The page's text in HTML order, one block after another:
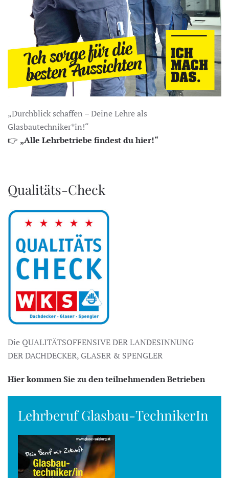
„Durchblick schaffen – Deine Lehre als
Glasbautechniker*in!“
👉 „Alle Lehrbetriebe findest du hier!“
Qualitäts-Check
Die QUALITÄTSOFFENSIVE DER LANDESINNUNG
DER DACHDECKER, GLASER & SPENGLER
Hier kommen Sie zu den teilnehmenden Betrieben
Lehrberuf Glasbau-TechnikerIn